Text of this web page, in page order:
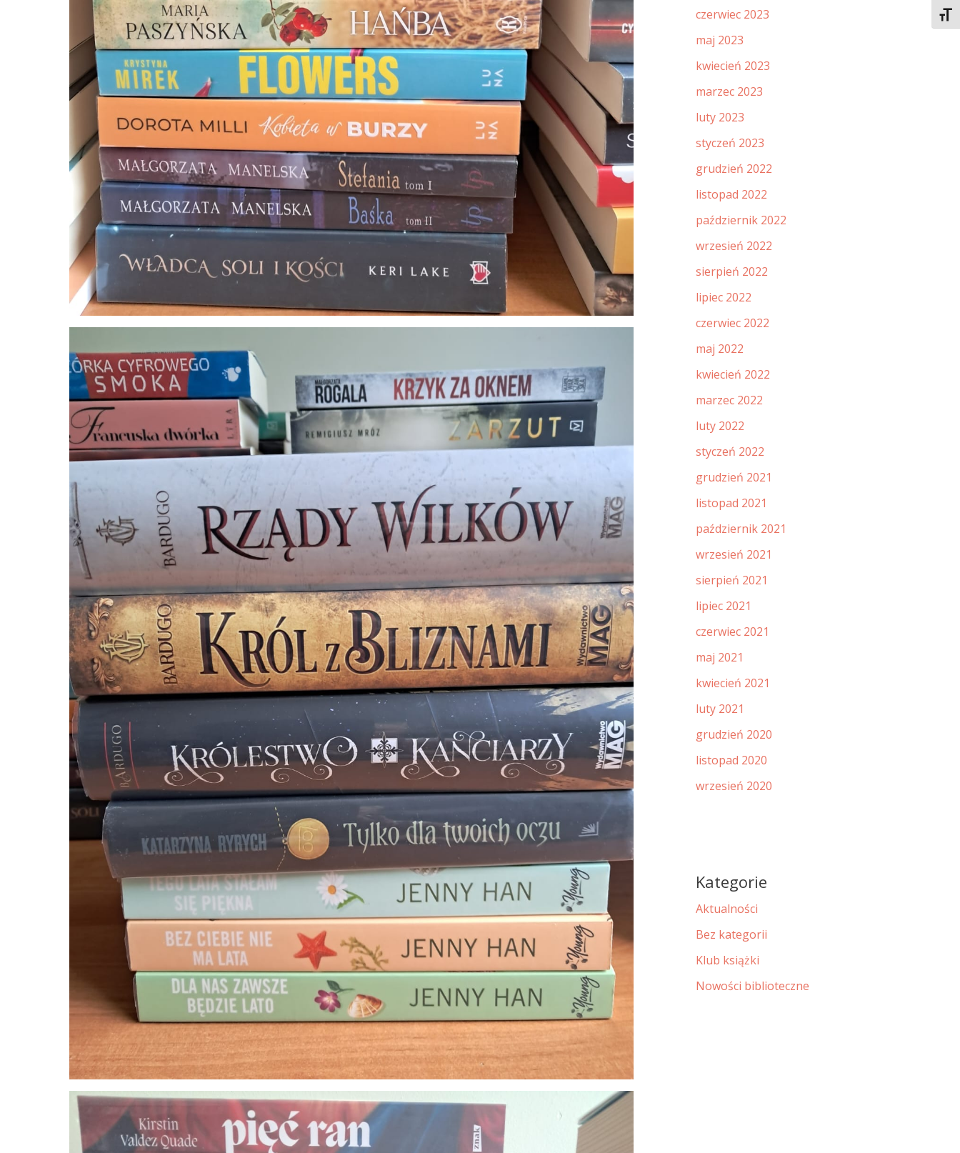
czerwiec 2023
maj 2023
kwiecień 2023
marzec 2023
luty 2023
styczeń 2023
grudzień 2022
listopad 2022
październik 2022
wrzesień 2022
sierpień 2022
lipiec 2022
czerwiec 2022
maj 2022
kwiecień 2022
marzec 2022
luty 2022
styczeń 2022
grudzień 2021
listopad 2021
październik 2021
wrzesień 2021
sierpień 2021
lipiec 2021
czerwiec 2021
maj 2021
kwiecień 2021
luty 2021
grudzień 2020
listopad 2020
wrzesień 2020
Kategorie
Aktualności
Bez kategorii
Klub książki
Nowości biblioteczne